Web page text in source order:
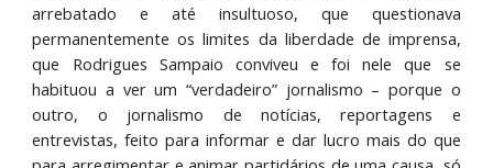
arrebatado e até insultuoso, que questionava
permanentemente os limites da liberdade de imprensa,
que Rodrigues Sampaio conviveu e foi nele que se
habituou a ver um “verdadeiro” jornalismo – porque o
outro, o jornalismo de notícias, reportagens e
entrevistas, feito para informar e dar lucro mais do que